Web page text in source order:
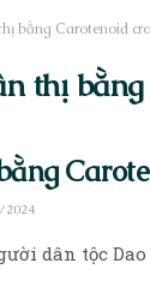
bằng Carotenoid
thị
dân tộc